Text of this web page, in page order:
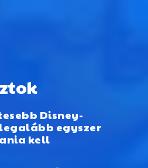
Disney-
egyszer
kell